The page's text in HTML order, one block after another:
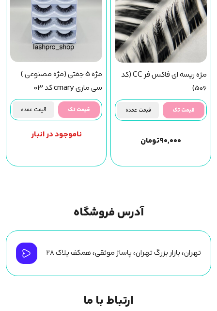
مژه ریسه ای فاکس فر CC (کد
506)
قیمت تک قیمت عمده
۹۰,۰۰۰تومان
مژه 5 جفتی (مژه مصنوعی )
سی ماری cmary کد 03
قیمت تک قیمت عمده
ناموجود در انبار
آدرس فروشگاه
تهران، بازار بزرگ تهران، پاساژ موثقی، همکف پلاک ۲۸
ارتباط با ما